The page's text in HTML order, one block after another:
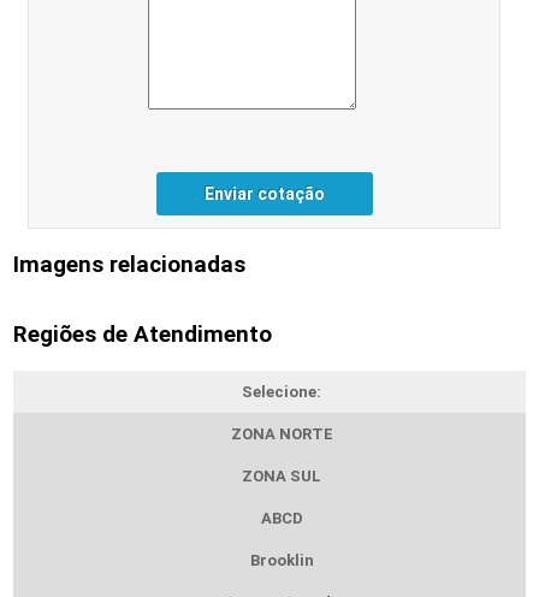
Enviar cotação
Imagens relacionadas
Regiões de Atendimento
Selecione:
ZONA NORTE
ZONA SUL
ABCD
Brooklin